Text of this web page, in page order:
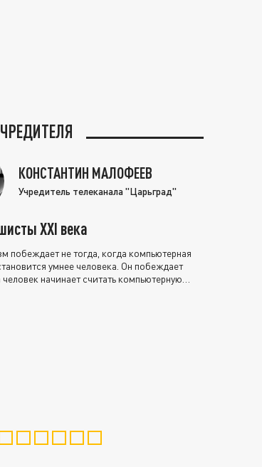
КОНСТАНТИН МАЛОФЕЕВ
Учредитель телеканала "Царьград"
XXI века
побеждает не тогда, когда компьютерная
умнее человека. Он побеждает
человек начинает считать компьютерную